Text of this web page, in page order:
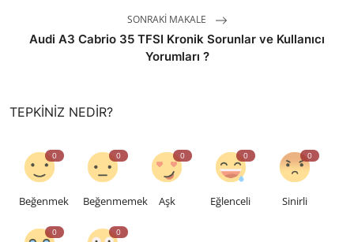
SONRAKI MAKALE
Audi A3 Cabrio 35 TFSI Kronik Sorunlar ve Kullanıcı
Yorumları ?
TEPKINIZ NEDIR?
0
Beğenmek
0
Beğenmemek
0
Aşk
0
Eğlenceli
0
Sinirli
0 0